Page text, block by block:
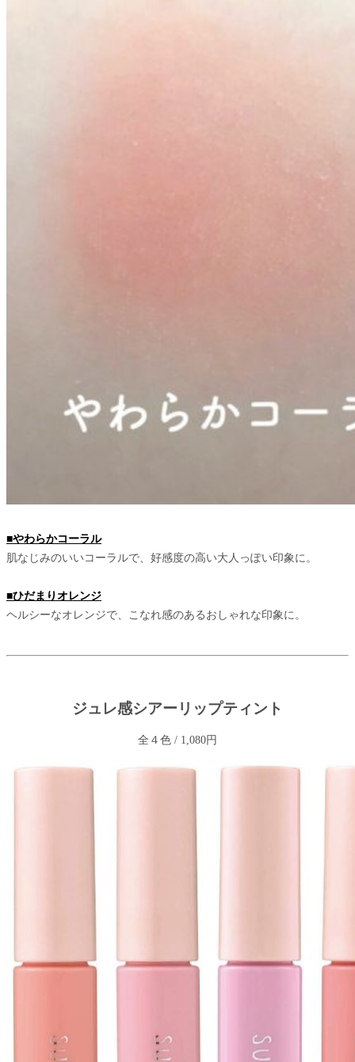
■やわらかコーラル
肌なじみのいいコーラルで、好感度の高い大人っぽい印象に。
■ひだまりオレンジ
ヘルシーなオレンジで、こなれ感のあるおしゃれな印象に。
ジュレ感シアーリップティント
全４色 / 1,080円